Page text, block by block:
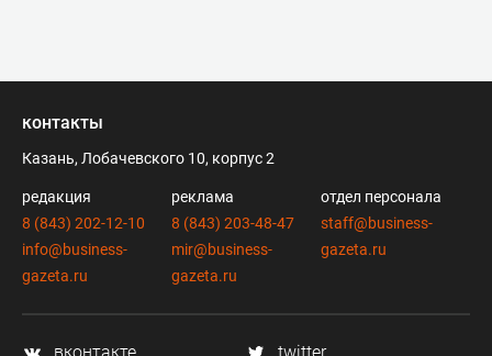
контакты
Казань, Лобачевского 10, корпус 2
редакция
8 (843) 202-12-10
info@business-
gazeta.ru
реклама
8 (843) 203-48-47
mir@business-
gazeta.ru
отдел персонала
staff@business-
gazeta.ru